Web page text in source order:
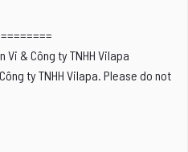
& Công ty TNHH Vilapa
ty TNHH Vilapa. Please do not